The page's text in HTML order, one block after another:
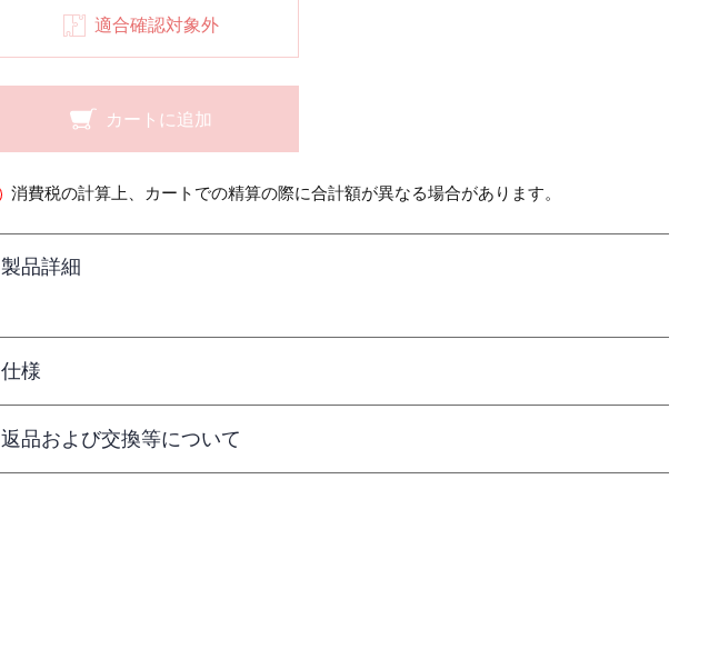
適合確認対象外
カートに追加
消費税の計算上、カートでの精算の際に合計額が異なる場合があります。
製品詳細
仕様
返品および交換等について